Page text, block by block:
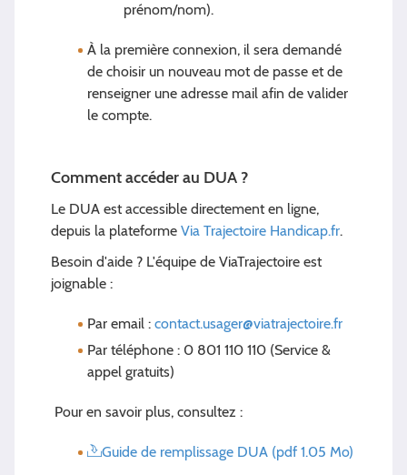
prénom/nom).
À la première connexion, il sera demandé
de choisir un nouveau mot de passe et de
renseigner une adresse mail afin de valider
le compte.
Comment accéder au DUA ?
Le DUA est accessible directement en ligne,
depuis la plateforme Via Trajectoire Handicap.fr.
Besoin d'aide ? L'équipe de ViaTrajectoire est
joignable :
Par email : contact.usager@viatrajectoire.fr
Par téléphone : 0 801 110 110 (Service &
appel gratuits)
Pour en savoir plus, consultez :
Guide de remplissage DUA (pdf 1.05 Mo)